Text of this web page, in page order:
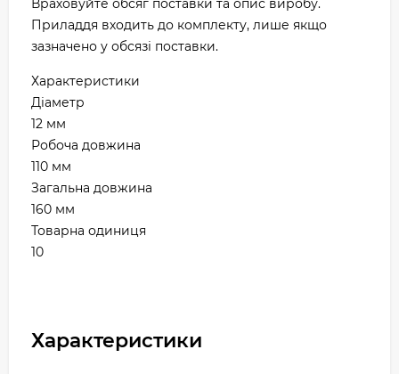
Враховуйте обсяг поставки та опис виробу.
Приладдя входить до комплекту, лише якщо
зазначено у обсязі поставки.
Характеристики
Діаметр
12 мм
Робоча довжина
110 мм
Загальна довжина
160 мм
Товарна одиниця
10
Характеристики